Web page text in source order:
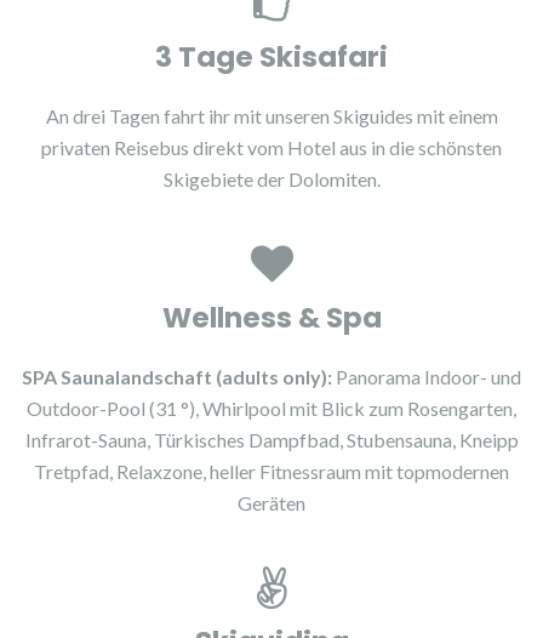
3 Tage Skisafari
An drei Tagen fahrt ihr mit unseren Skiguides mit einem
privaten Reisebus direkt vom Hotel aus in die schönsten
Skigebiete der Dolomiten.
Wellness & Spa
SPA Saunalandschaft (adults only): Panorama Indoor- und
Outdoor-Pool (31 °), Whirlpool mit Blick zum Rosengarten,
Infrarot-Sauna, Türkisches Dampfbad, Stubensauna, Kneipp
Tretpfad, Relaxzone, heller Fitnessraum mit topmodernen
Geräten